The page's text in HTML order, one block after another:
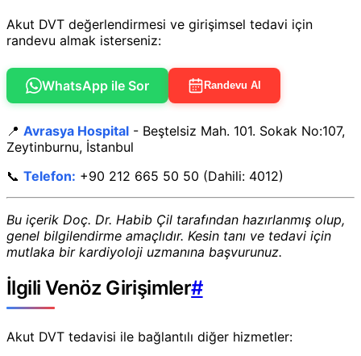
Akut DVT değerlendirmesi ve girişimsel tedavi için
randevu almak isterseniz:
WhatsApp ile Sor Randevu Al
📍 Avrasya Hospital - Beştelsiz Mah. 101. Sokak No:107,
Zeytinburnu, İstanbul
📞 Telefon: +90 212 665 50 50 (Dahili: 4012)
Bu içerik Doç. Dr. Habib Çil tarafından hazırlanmış olup,
genel bilgilendirme amaçlıdır. Kesin tanı ve tedavi için
mutlaka bir kardiyoloji uzmanına başvurunuz.
İlgili Venöz Girişimler#
Akut DVT tedavisi ile bağlantılı diğer hizmetler: